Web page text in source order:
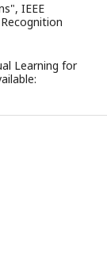
IEEE
Learning for